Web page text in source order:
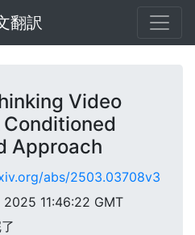
翻訳
Video
Approach
abs/2503.03708v3
11:46:22 GMT